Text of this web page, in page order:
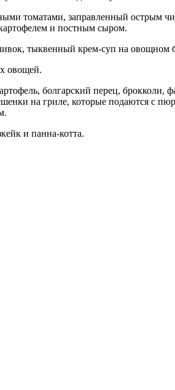
томатами, заправленный
и постным сыром.
тыквенный крем-суп на овощном
овощей.
болгарский перец,
на гриле, которые подаются с
и панна-котта.